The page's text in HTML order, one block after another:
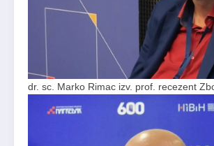
dr. sc. Marko Rimac izv. prof. recezent